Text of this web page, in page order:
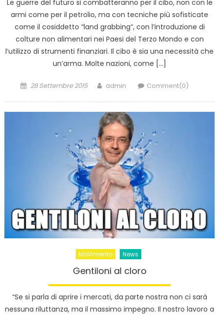
Le guerre del futuro si combatteranno per il cibo, non con le
armi come per il petrolio, ma con tecniche più sofisticate
come il cosiddetto “land grabbing“, con l’introduzione di
colture non alimentari nei Paesi del Terzo Mondo e con
l’utilizzo di strumenti finanziari. Il cibo è sia una necessità che
un’arma. Molte nazioni, come […]
Posted
28 Settembre 2015 Author
admin Comment(0)
MoVimento News
Gentiloni al cloro
“Se si parla di aprire i mercati, da parte nostra non ci sarà
nessuna riluttanza, ma il massimo impegno. Il nostro lavoro a